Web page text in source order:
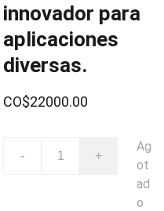
innovador para
aplicaciones
diversas.
CO$22000.00
- +
Ag
ot
ad
o